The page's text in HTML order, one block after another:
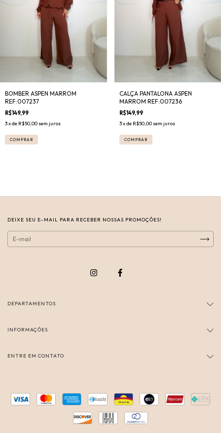
BOMBER ASPEN MARROM
REF:007237
R$149,99
3x de R$50,00 sem juros
COMPRAR
CALÇA PANTALONA ASPEN
MARROM REF:007236
R$149,99
3x de R$50,00 sem juros
COMPRAR
DEIXE SEU E-MAIL PARA RECEBER NOSSAS PROMOÇÕES!
DEPARTAMENTOS
INFORMAÇÕES
ENTRE EM CONTATO